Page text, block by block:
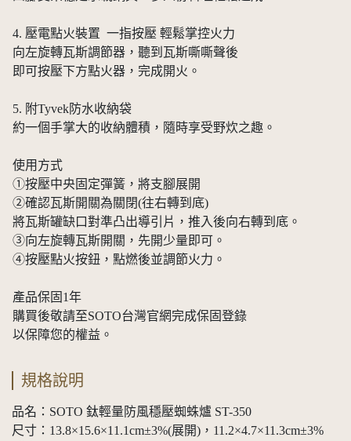
4. 壓電點火裝置 一指按壓 輕鬆掌控火力
向左旋轉瓦斯調節器，聽到瓦斯嘶嘶聲後
即可按壓下方點火器，完成開火。
5. 附Tyvek防水收納袋
約一個手掌大的收納體積，隨時享受野炊之趣。
使用方式
①按壓中央固定彈簧，將支腳展開
②確認瓦斯開關為關閉(往右轉到底)
將瓦斯罐缺口對準凸出導引片，推入後向右轉到底。
③向左旋轉瓦斯開關，先開少量即可。
④按壓點火按鈕，點燃後並調節火力。
產品保固1年
購買後敬請至SOTO台灣官網完成保固登錄
以保障您的權益。
規格說明
品名：SOTO 鈦輕量防風穩壓蜘蛛爐 ST-350
尺寸：13.8×15.6×11.1cm±3%(展開)，11.2×4.7×11.3cm±3%